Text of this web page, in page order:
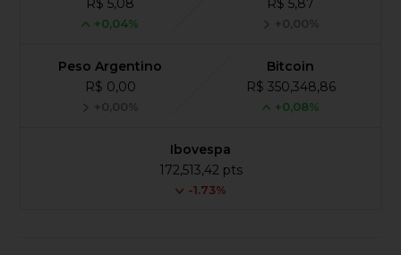
R$ 5,08
+0,04%
R$ 5,87
+0,00%
Peso Argentino
R$ 0,00
+0,00%
Bitcoin
R$ 350,348,86
+0,08%
Ibovespa
172,513,42 pts
-1.73%